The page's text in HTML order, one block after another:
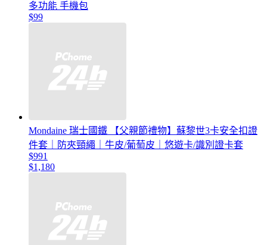
多功能 手機包
$99
Mondaine 瑞士國鐵 【父親節禮物】蘇黎世3卡安全扣證
件套｜防夾頸繩｜牛皮/葡萄皮｜悠遊卡/識別證卡套
$991
$1,180